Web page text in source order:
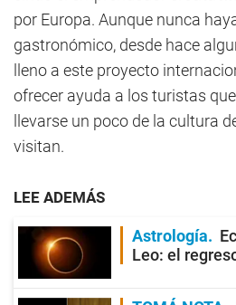
por Europa. Aunque nunca
gastronómico, desde hace
lleno a este proyecto
ofrecer ayuda a los turistas
llevarse un poco de la cultura
visitan.
LEE ADEMÁS
Astrología
Leo: el